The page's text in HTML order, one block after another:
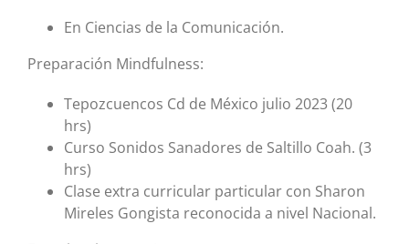
En Ciencias de la Comunicación.
Preparación Mindfulness:
Tepozcuencos Cd de México julio 2023 (20
hrs)
Curso Sonidos Sanadores de Saltillo Coah. (3
hrs)
Clase extra curricular particular con Sharon
Mireles Gongista reconocida a nivel Nacional.